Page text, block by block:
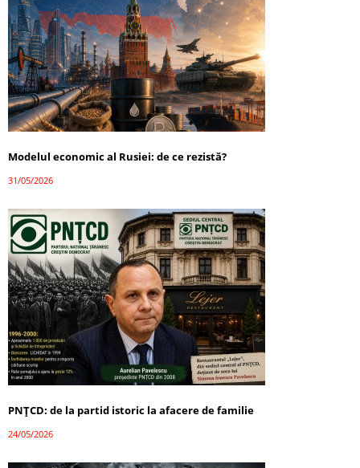
Modelul economic al Rusiei: de ce rezistă?
31/05/2026
PNȚCD: de la partid istoric la afacere de familie
24/05/2026